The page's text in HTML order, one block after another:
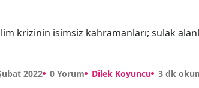
2022 0 Yorum Dilek Koyuncu 3 dk